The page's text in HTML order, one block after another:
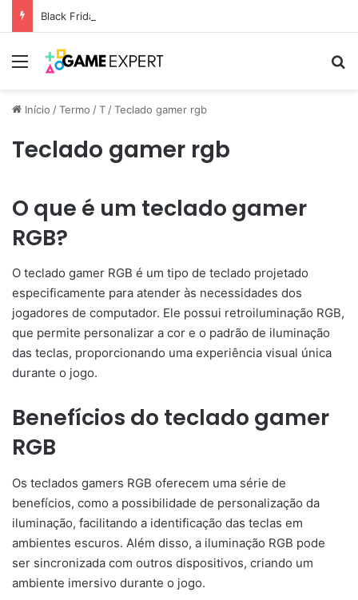
Black Friday: descontos incríveis em eletrônicos
Menu
Início /Termo /T /Teclado gamer rgb
Teclado gamer rgb
O que é um teclado gamer
RGB?
O teclado gamer RGB é um tipo de teclado projetado
especificamente para atender às necessidades dos
jogadores de computador. Ele possui retroiluminação RGB,
que permite personalizar a cor e o padrão de iluminação
das teclas, proporcionando uma experiência visual única
durante o jogo.
Benefícios do teclado gamer
RGB
Os teclados gamers RGB oferecem uma série de
benefícios, como a possibilidade de personalização da
iluminação, facilitando a identificação das teclas em
ambientes escuros. Além disso, a iluminação RGB pode
ser sincronizada com outros dispositivos, criando um
ambiente imersivo durante o jogo.